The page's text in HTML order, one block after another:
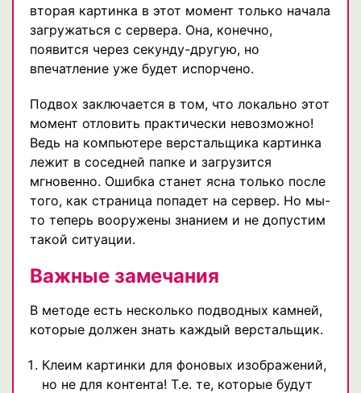
вторая картинка в этот момент только начала
загружаться с сервера. Она, конечно,
появится через секунду-другую, но
впечатление уже будет испорчено.
Подвох заключается в том, что локально этот
момент отловить практически невозможно!
Ведь на компьютере верстальщика картинка
лежит в соседней папке и загрузится
мгновенно. Ошибка станет ясна только после
того, как страница попадет на сервер. Но мы-
то теперь вооружены знанием и не допустим
такой ситуации.
Важные замечания
В методе есть несколько подводных камней,
которые должен знать каждый верстальщик.
Клеим картинки для фоновых изображений,
но не для контента! Т.е. те, которые будут